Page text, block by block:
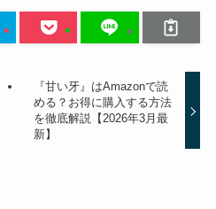
『甘い牙』はAmazonで読
める？お得に購入する方法
を徹底解説【2026年3月最
新】